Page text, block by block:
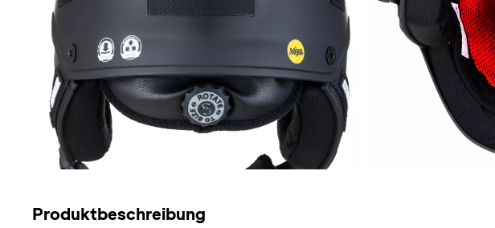
Produktbeschreibung